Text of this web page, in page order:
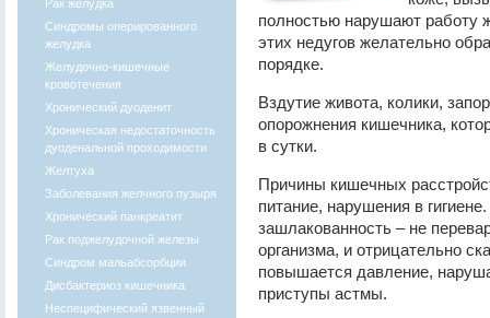
Рак желудка
Синдромы оперированного
желудка
Желудочно-кишечные
кровотечения
Хронический дуоденит
Хроническая недостаточность
дуоденальной проходимости
Желтуха
Заболевания желчного пузыря
Хронический панкреатит
Рак поджелудочной железы
Синдром мальабсорбции
Дисбактериоз кишечника
Неспецифический язвенный
полностью нарушают работу
этих недугов желательно
порядке.
Вздутие живота, колики,
опорожнения кишечника,
в сутки.
Причины кишечных
питание, нарушения в
зашлакованность – не
организма, и отрицательно
повышается давление,
приступы астмы.